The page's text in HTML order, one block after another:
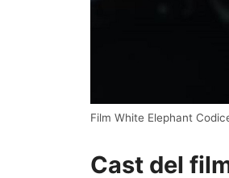
Film White Elephant
Cast del